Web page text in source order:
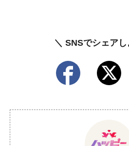
＼ SNSでシェア